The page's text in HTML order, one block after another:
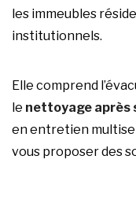
les immeubles
institutionnels.
Elle comprend
le nettoyage après
en entretien
vous proposer des